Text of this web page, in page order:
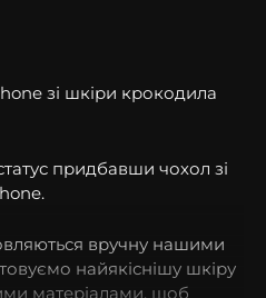
зі шкіри крокодила
придбавши чохол зі
вручну нашими
найякіснішу шкіру
матеріалами, щоб